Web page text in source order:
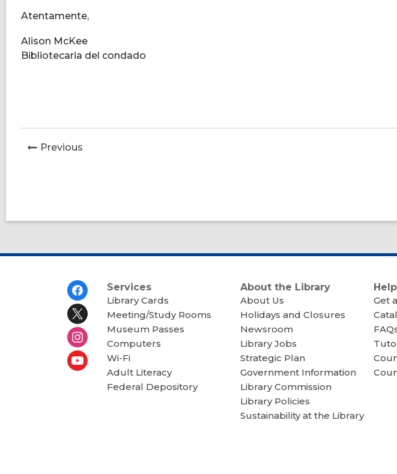
Atentamente,
Alison McKee
Bibliotecaria del condado
Previous
Services
Library Cards
Meeting/Study Rooms
Museum Passes
Computers
Wi-Fi
Adult Literacy
Federal Depository
About the Library
About Us
Holidays and Closures
Newsroom
Library Jobs
Strategic Plan
Government Information
Library Commission
Library Policies
Sustainability at the Library
Help
Get